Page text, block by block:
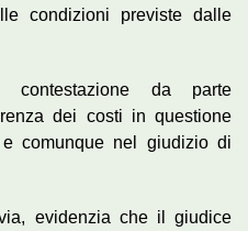
condizioni previste dalle
da parte
dei costi in questione
e comunque nel giudizio di
evidenzia che il giudice